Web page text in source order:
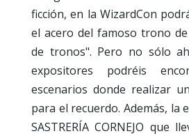
ficción, en la WizardCon
el acero del famoso trono
de tronos". Pero no sólo
expositores podréis
escenarios donde realizar un
para el recuerdo. Además, la
SASTRERÍA CORNEJO que